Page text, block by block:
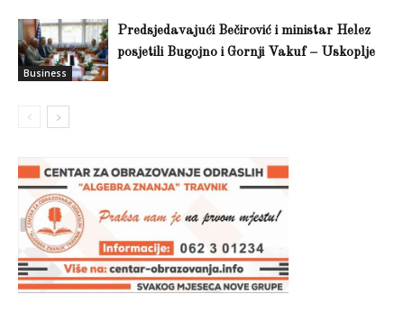
Business
Predsjedavajući Bečirović i ministar Helez
posjetili Bugojno i Gornji Vakuf – Uskoplje